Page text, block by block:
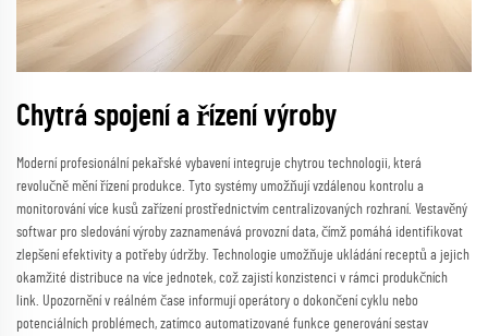
Chytrá spojení a řízení výroby
Moderní profesionální pekařské vybavení integruje chytrou technologii, která
revolučně mění řízení produkce. Tyto systémy umožňují vzdálenou kontrolu a
monitorování více kusů zařízení prostřednictvím centralizovaných rozhraní. Vestavěný
softwar pro sledování výroby zaznamenává provozní data, čímž pomáhá identifikovat
zlepšení efektivity a potřeby údržby. Technologie umožňuje ukládání receptů a jejich
okamžité distribuce na více jednotek, což zajistí konzistenci v rámci produkčních
link. Upozornění v reálném čase informují operátory o dokončení cyklu nebo
potenciálních problémech, zatímco automatizované funkce generování sestav